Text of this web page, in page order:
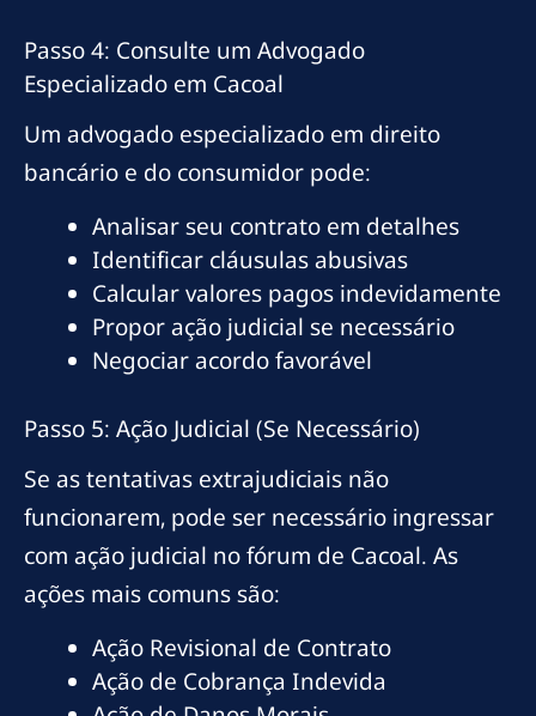
Passo 4: Consulte um Advogado
Especializado em Cacoal
Um advogado especializado em direito
bancário e do consumidor pode:
Analisar seu contrato em detalhes
Identificar cláusulas abusivas
Calcular valores pagos indevidamente
Propor ação judicial se necessário
Negociar acordo favorável
Passo 5: Ação Judicial (Se Necessário)
Se as tentativas extrajudiciais não
funcionarem, pode ser necessário ingressar
com ação judicial no fórum de Cacoal. As
ações mais comuns são:
Ação Revisional de Contrato
Ação de Cobrança Indevida